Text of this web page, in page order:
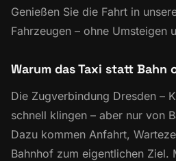
Genießen Sie die Fahrt in
Fahrzeugen – ohne Umsteigen
Warum das Taxi statt Bahn
Die Zugverbindung Dresden –
schnell klingen – aber nur von
Dazu kommen Anfahrt,
Bahnhof zum eigentlichen Ziel.